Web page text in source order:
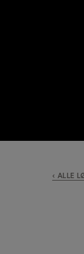
‹ ALLE